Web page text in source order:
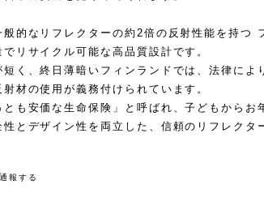
般的なリフレクターの約2倍の反射性能を持つ
リサイクル可能な高品質設計です。
く、終日薄暗いフィンランドでは、法律によ
材の使用が義務付けられています。
も安価な生命保険」と呼ばれ、子どもからお
とデザイン性を両立した、信頼のリフレクタ
通報する